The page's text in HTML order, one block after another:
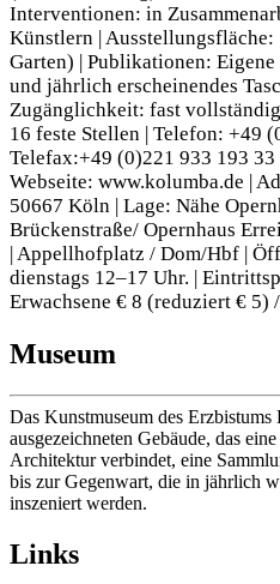
Interventionen: in
Künstlern |
Garten) | Publikationen:
und jährlich erscheinendes
Zugänglichkeit: fast
16 feste Stellen | Telefon: +49
Telefax:+49 (0)221 933 193
Webseite: www.kolumba.de |
50667 Köln | Lage: Nähe
Brückenstraße/ Opernhaus
| Appellhofplatz / Dom/Hbf |
dienstags 12–17 Uhr. |
Erwachsene € 8 (reduziert € 5)
Museum
Das Kunstmuseum des
ausgezeichneten Gebäude, das
Architektur verbindet, eine
bis zur Gegenwart, die in jährlich
inszeniert werden.
Links